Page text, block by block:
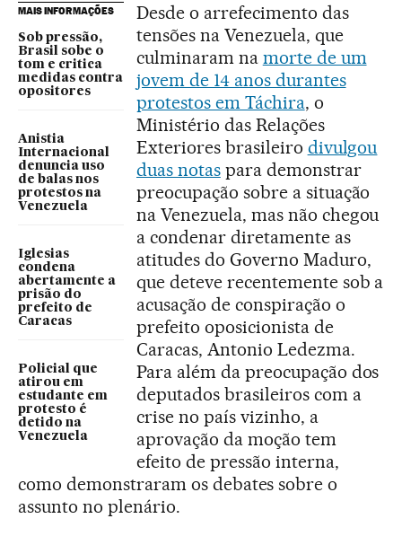
MAIS INFORMAÇÕES
Sob pressão,
Brasil sobe o
tom e critica
medidas contra
opositores
Anistia
Internacional
denuncia uso
de balas nos
protestos na
Venezuela
Iglesias
condena
abertamente a
prisão do
prefeito de
Caracas
Policial que
atirou em
estudante em
protesto é
detido na
Venezuela
Desde o arrefecimento das
tensões na Venezuela, que
culminaram na morte de um
jovem de 14 anos durantes
protestos em Táchira, o
Ministério das Relações
Exteriores brasileiro divulgou
duas notaspara demonstrar
preocupação sobre a situação
na Venezuela, mas não chegou
a condenar diretamente as
atitudes do Governo Maduro,
que deteve recentemente sob a
acusação de conspiração o
prefeito oposicionista de
Caracas, Antonio Ledezma.
Para além da preocupação dos
deputados brasileiros com a
crise no país vizinho, a
aprovação da moção tem
efeito de pressão interna,
como demonstraram os debates sobre o
assunto no plenário.